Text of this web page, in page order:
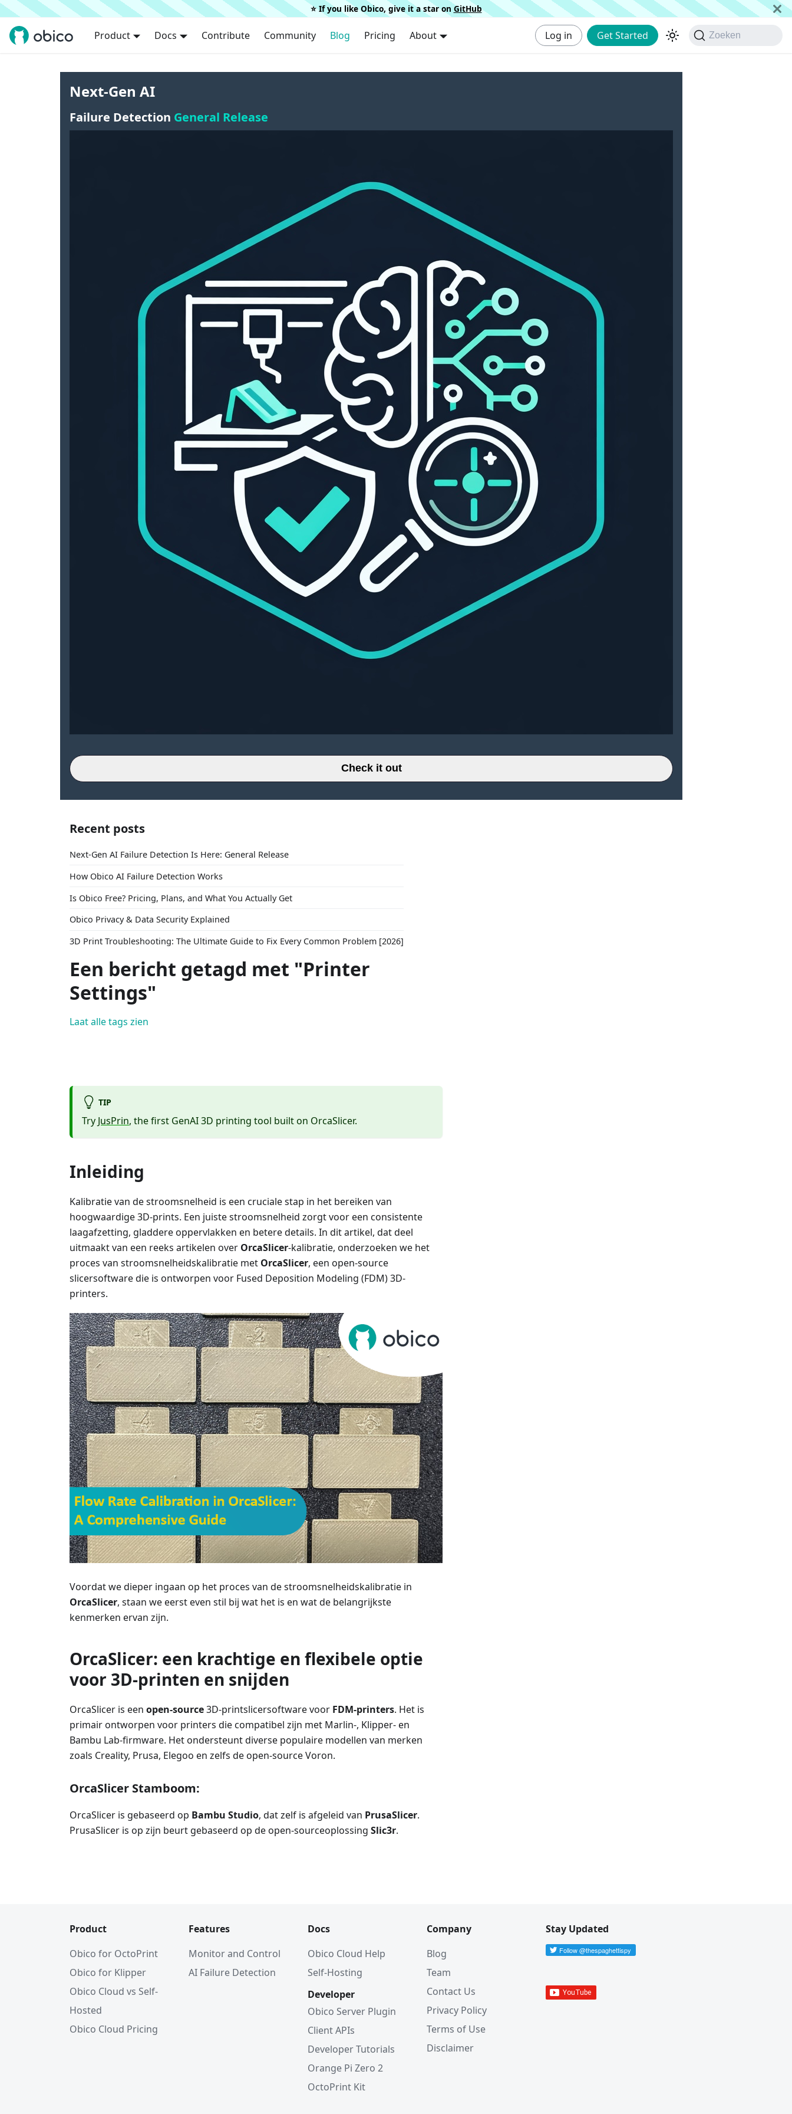
⭐️ If you like Obico, give it a star on GitHub
Product Docs Contribute Community Blog Pricing About Log in Get Started Zoeken
Next-Gen AI
Failure Detection General Release
Check it out
Recent posts
Next-Gen AI Failure Detection Is Here: General Release
How Obico AI Failure Detection Works
Is Obico Free? Pricing, Plans, and What You Actually Get
Obico Privacy & Data Security Explained
3D Print Troubleshooting: The Ultimate Guide to Fix Every Common Problem [2026]
Een bericht getagd met "Printer
Settings"
Laat alle tags zien
TIP
Try JusPrin, the first GenAI 3D printing tool built on OrcaSlicer.
Inleiding
Kalibratie van de stroomsnelheid is een cruciale stap in het bereiken van
hoogwaardige 3D-prints. Een juiste stroomsnelheid zorgt voor een consistente
laagafzetting, gladdere oppervlakken en betere details. In dit artikel, dat deel
uitmaakt van een reeks artikelen over OrcaSlicer-kalibratie, onderzoeken we het
proces van stroomsnelheidskalibratie met OrcaSlicer, een open-source
slicersoftware die is ontworpen voor Fused Deposition Modeling (FDM) 3D-
printers.
Voordat we dieper ingaan op het proces van de stroomsnelheidskalibratie in
OrcaSlicer, staan we eerst even stil bij wat het is en wat de belangrijkste
kenmerken ervan zijn.
OrcaSlicer: een krachtige en flexibele optie
voor 3D-printen en snijden
OrcaSlicer is een open-source3D-printslicersoftware voor FDM-printers. Het is
primair ontworpen voor printers die compatibel zijn met Marlin-, Klipper- en
Bambu Lab-firmware. Het ondersteunt diverse populaire modellen van merken
zoals Creality, Prusa, Elegoo en zelfs de open-source Voron.
OrcaSlicer Stamboom:
OrcaSlicer is gebaseerd op Bambu Studio, dat zelf is afgeleid van PrusaSlicer.
PrusaSlicer is op zijn beurt gebaseerd op de open-sourceoplossing Slic3r.
Product
Obico for OctoPrint
Obico for Klipper
Obico Cloud vs Self-
Hosted
Obico Cloud Pricing
Features
Monitor and Control
AI Failure Detection
Docs
Obico Cloud Help
Self-Hosting
Developer
Obico Server Plugin
Client APIs
Developer Tutorials
Orange Pi Zero 2
OctoPrint Kit
Company
Blog
Team
Contact Us
Privacy Policy
Terms of Use
Disclaimer
Stay Updated